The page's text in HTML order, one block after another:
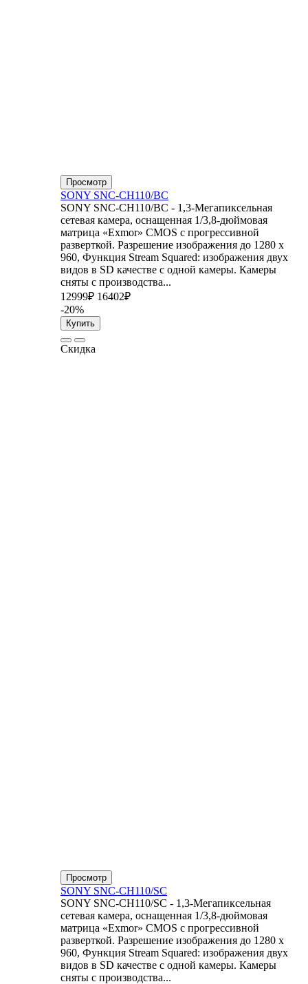
Просмотр
SONY SNC-CH110/BC
SONY SNC-CH110/BC - 1,3-Мегапиксельная
сетевая камера, оснащенная 1/3,8-дюймовая
матрица «Exmor» CMOS с прогрессивной
разверткой. Разрешение изображения до 1280 x
960, Функция Stream Squared: изображения двух
видов в SD качестве с одной камеры. Камеры
сняты с производства...
12999₽ 16402₽
-20%
Купить
Скидка
Просмотр
SONY SNC-CH110/SC
SONY SNC-CH110/SC - 1,3-Мегапиксельная
сетевая камера, оснащенная 1/3,8-дюймовая
матрица «Exmor» CMOS с прогрессивной
разверткой. Разрешение изображения до 1280 x
960, Функция Stream Squared: изображения двух
видов в SD качестве с одной камеры. Камеры
сняты с производства...